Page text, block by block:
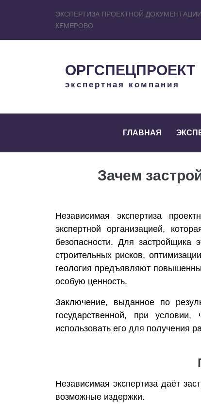
ЭКСПЕРТИЗА ПРОЕКТНОЙ ДОКУМЕНТАЦИИ
КЕМЕРОВО
ОРГСПЕЦПРОЕКТ
экспертная компания
ГЛАВНАЯ
Зачем
Независимая экспертиза
экспертной организацией,
безопасности. Для застройщика
строительных рисков,
геология предъявляют
особую ценность.
Заключение, выданное по
государственной, при
использовать его для получения
Независимая экспертиза даёт
возможные издержки.